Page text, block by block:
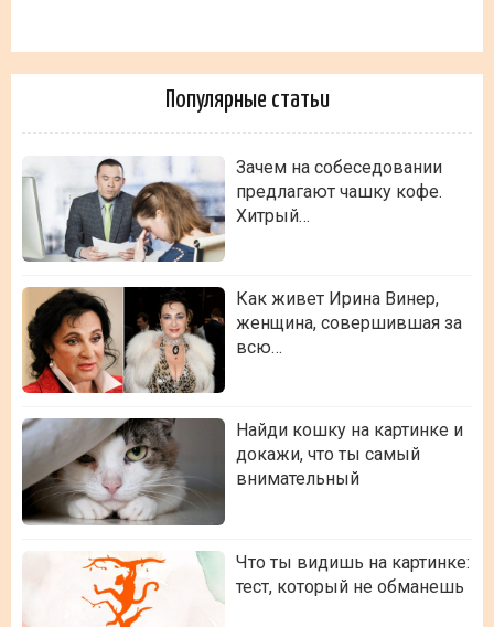
Популярные статьи
Зачем на собеседовании
предлагают чашку кофе.
Хитрый…
Как живет Ирина Винер,
женщина, совершившая за
всю…
Найди кошку на картинке и
докажи, что ты самый
внимательный
Что ты видишь на картинке:
тест, который не обманешь